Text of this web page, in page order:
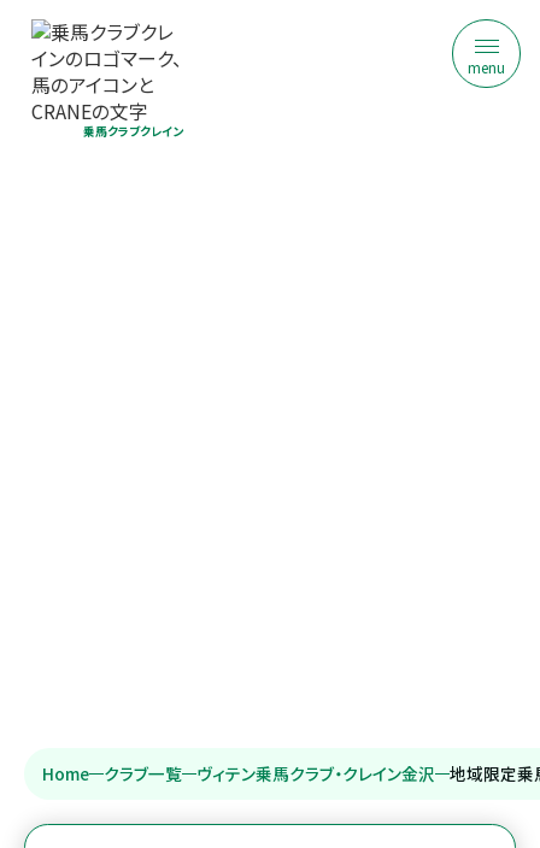
乗馬クラブクレイン
menu
Home クラブ一覧 ヴィテン乗馬クラブ・クレイン金沢 地域限定乗